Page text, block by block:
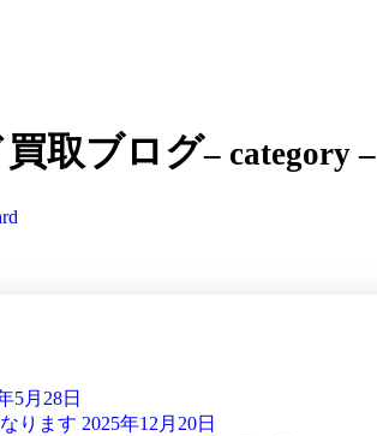
取ブログ– category –
5月28日
ります 2025年12月20日